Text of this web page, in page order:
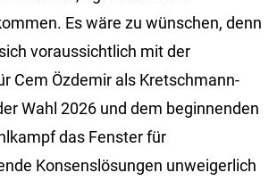
Es wäre zu wünschen, denn
voraussichtlich mit der
Cem Özdemir als Kretschmann-
Wahl 2026 und dem beginnenden
das Fenster für
Konsenslösungen unweigerlich